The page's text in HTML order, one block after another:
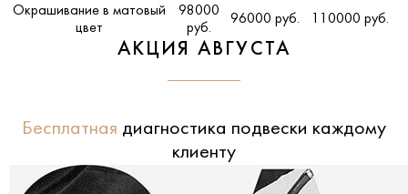
Окрашивание в матовый
цвет
98000
руб.
96000 руб. 110000 руб.
АКЦИЯ АВГУСТА
Бесплатная диагностика подвески каждому
клиенту